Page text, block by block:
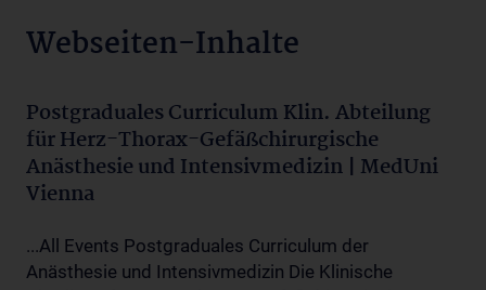
Webseiten-Inhalte
Postgraduales Curriculum Klin. Abteilung
für Herz-Thorax-Gefäßchirurgische
Anästhesie und Intensivmedizin | MedUni
Vienna
...All Events Postgraduales Curriculum der
Anästhesie und Intensivmedizin Die Klinische